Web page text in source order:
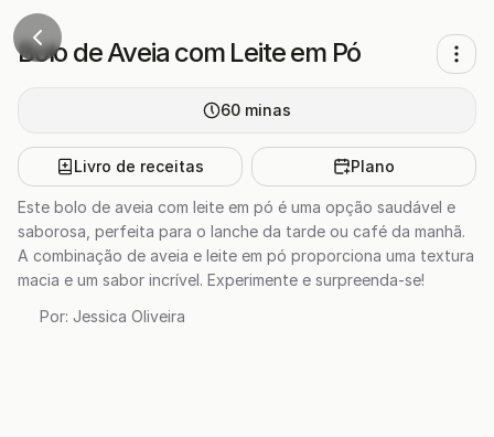
Bolo de Aveia com Leite em Pó
60 minas
Livro de receitas Plano
Este bolo de aveia com leite em pó é uma opção saudável e
saborosa, perfeita para o lanche da tarde ou café da manhã.
A combinação de aveia e leite em pó proporciona uma textura
macia e um sabor incrível. Experimente e surpreenda-se!
Por: Jessica Oliveira